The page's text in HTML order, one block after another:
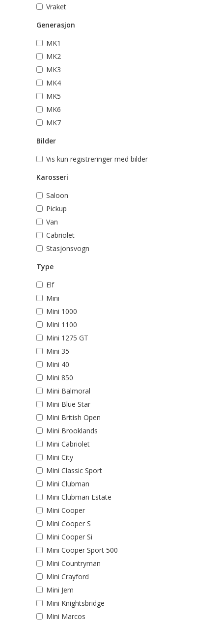
Vraket
Generasjon
MK1
MK2
MK3
MK4
MK5
MK6
MK7
Bilder
Vis kun registreringer med bilder
Karosseri
Saloon
Pickup
Van
Cabriolet
Stasjonsvogn
Type
Elf
Mini
Mini 1000
Mini 1100
Mini 1275 GT
Mini 35
Mini 40
Mini 850
Mini Balmoral
Mini Blue Star
Mini British Open
Mini Brooklands
Mini Cabriolet
Mini City
Mini Classic Sport
Mini Clubman
Mini Clubman Estate
Mini Cooper
Mini Cooper S
Mini Cooper Si
Mini Cooper Sport 500
Mini Countryman
Mini Crayford
Mini Jem
Mini Knightsbridge
Mini Marcos